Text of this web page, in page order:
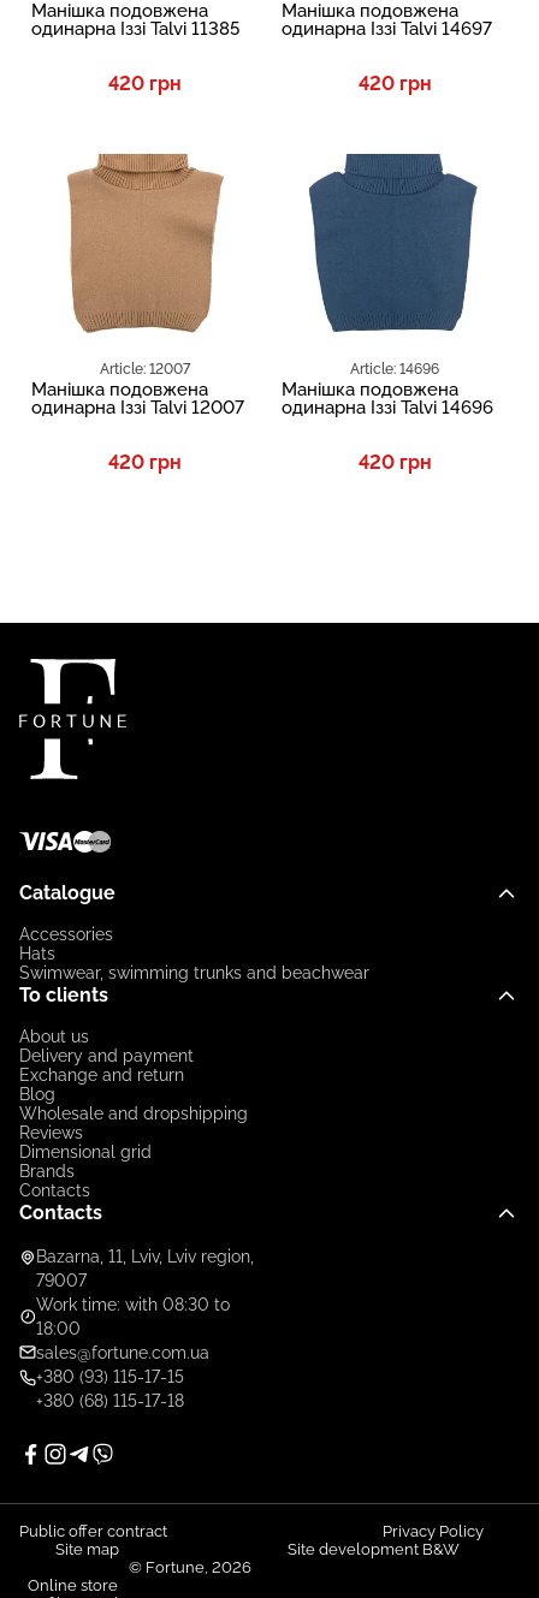
Манішка подовжена
одинарна Іззі Talvi 11385
420 грн
Article: 12007
Манішка подовжена
одинарна Іззі Talvi 12007
420 грн
Манішка подовжена
одинарна Іззі Talvi 14697
420 грн
Article: 14696
Манішка подовжена
одинарна Іззі Talvi 14696
420 грн
Catalogue
Accessories
Hats
Swimwear, swimming trunks and beachwear
To clients
About us
Delivery and payment
Exchange and return
Blog
Wholesale and dropshipping
Reviews
Dimensional grid
Brands
Contacts
Contacts
Bazarna, 11, Lviv, Lviv region,
79007
Work time: with 08:30 to
18:00
sales@fortune.com.ua
+380 (93) 115-17-15
+380 (68) 115-17-18
Public offer contract
Privacy Policy
Site map
Site development B&W
© Fortune, 2026
Online store